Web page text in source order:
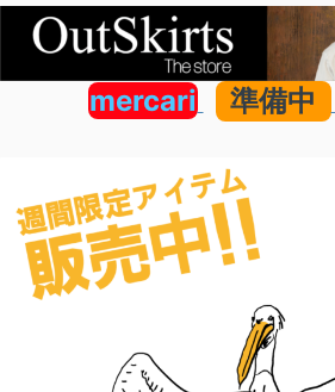
mercari 準備中